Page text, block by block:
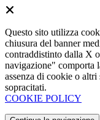
Questo sito utilizza
chiusura del banner
contraddistinto dalla X
navigazione" comporta
assenza di cookie o
sopracitati.
COOKIE POLICY